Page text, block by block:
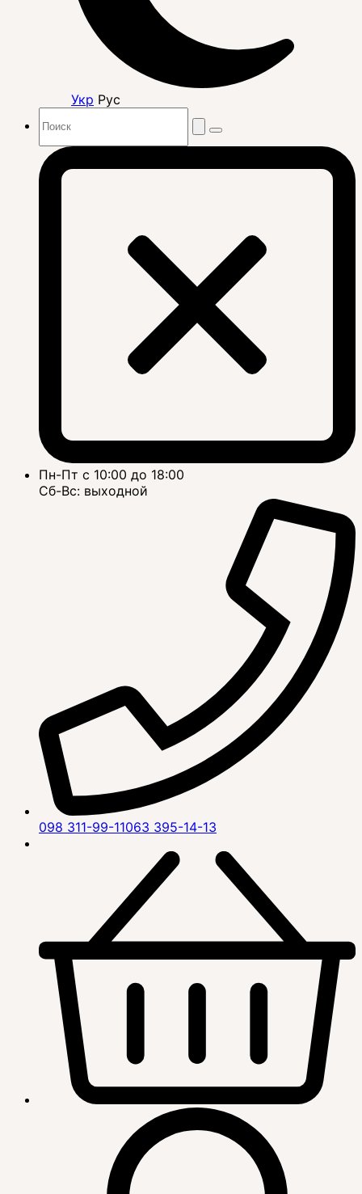
Укр Рус
Пн-Пт с 10:00 до 18:00
Сб-Вс: выходной
098 311-99-11063 395-14-13